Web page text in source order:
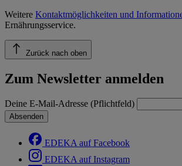
Weitere Kontaktmöglichkeiten und
Ernährungsservice.
Zurück nach oben
Zum Newsletter anmelden
Deine E-Mail-Adresse (Pflichtfeld)
Absenden
EDEKA auf Facebook
EDEKA auf Instagram